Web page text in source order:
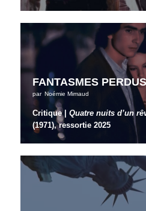
FANTASMES
par Noémie Mimaud
Critique |Quatre nuits d’un
(1971), ressortie 2025